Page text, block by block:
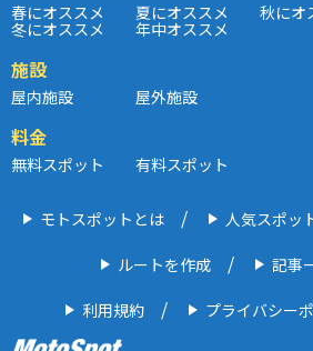
春にオススメ 夏にオススメ 秋にオ
冬にオススメ 年中オススメ
施設
屋内施設 屋外施設
料金
無料スポット 有料スポット
モトスポットとは 人気スポッ
ルートを作成 記事
利用規約 プライバシー